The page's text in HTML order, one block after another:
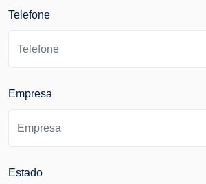
Telefone
Empresa
Estado